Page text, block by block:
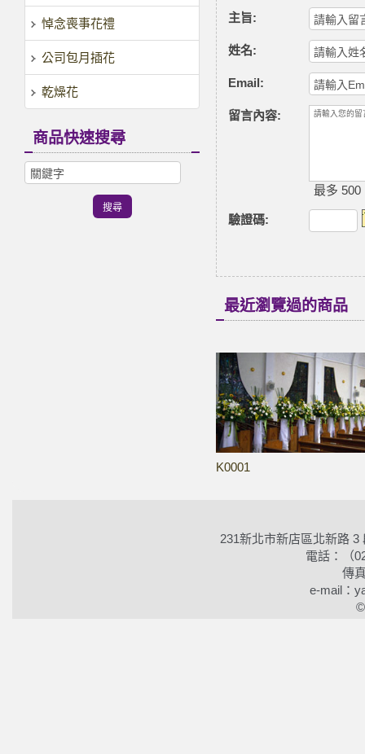
悼念喪事花禮
公司包月插花
乾燥花
商品快速搜尋
主旨:
姓名:
Email:
留言內容:
最多 500
驗證碼:
最近瀏覽過的商品
K0001
231新北市新店區北新路
電話：（
傳
e-mail：